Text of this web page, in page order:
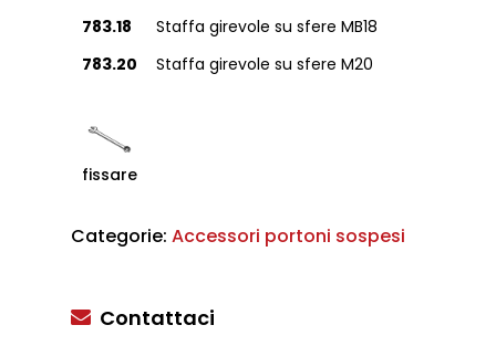
783.18
Staffa girevole su sfere MB18
783.20
Staffa girevole su sfere M20
fissare
Categorie: Accessori portoni sospesi
Contattaci